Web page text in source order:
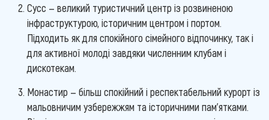
Сусс — великий туристичний центр із розвиненою
інфраструктурою, історичним центром і портом.
Підходить як для спокійного сімейного відпочинку, так і
для активної молоді завдяки численним клубам і
дискотекам.
Монастир — більш спокійний і респектабельний курорт із
мальовничим узбережжям та історичними пам'ятками.